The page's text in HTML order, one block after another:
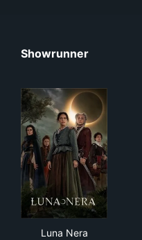
Showrunner
Luna Nera